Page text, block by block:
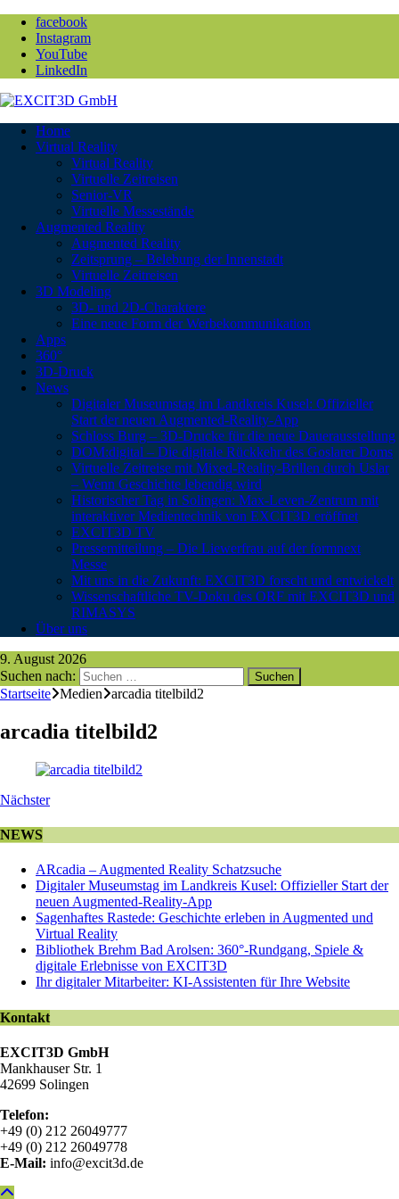
facebook
Instagram
YouTube
LinkedIn
Home
Virtual Reality
Virtual Reality
Virtuelle Zeitreisen
Senior-VR
Virtuelle Messestände
Augmented Reality
Augmented Reality
Zeitsprung – Belebung der Innenstadt
Virtuelle Zeitreisen
3D Modeling
3D- und 2D-Charaktere
Eine neue Form der Werbekommunikation
Apps
360°
3D-Druck
News
Digitaler Museumstag im Landkreis Kusel: Offizieller
Start der neuen Augmented-Reality-App
Schloss Burg – 3D-Drucke für die neue Dauerausstellung
DOM:digital – Die digitale Rückkehr des Goslarer Doms
Virtuelle Zeitreise mit Mixed-Reality-Brillen durch Uslar
– Wenn Geschichte lebendig wird
Historischer Tag in Solingen: Max-Leven-Zentrum mit
interaktiver Medientechnik von EXCIT3D eröffnet
EXCIT3D TV
Pressemitteilung – Die Liewerfrau auf der formnext
Messe
Mit uns in die Zukunft: EXCIT3D forscht und entwickelt
Wissenschaftliche TV-Doku des ORF mit EXCIT3D und
RIMASYS
Über uns
9. August 2026
Suchen nach:
Startseite Medien arcadia titelbild2
arcadia titelbild2
Nächster
NEWS
ARcadia – Augmented Reality Schatzsuche
Digitaler Museumstag im Landkreis Kusel: Offizieller Start der
neuen Augmented-Reality-App
Sagenhaftes Rastede: Geschichte erleben in Augmented und
Virtual Reality
Bibliothek Brehm Bad Arolsen: 360°-Rundgang, Spiele &
digitale Erlebnisse von EXCIT3D
Ihr digitaler Mitarbeiter: KI-Assistenten für Ihre Website
Kontakt
EXCIT3D GmbH
Mankhauser Str. 1
42699 Solingen
Telefon:
+49 (0) 212 26049777
+49 (0) 212 26049778
E-Mail: info@excit3d.de